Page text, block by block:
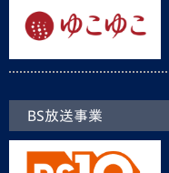
BS放送事業